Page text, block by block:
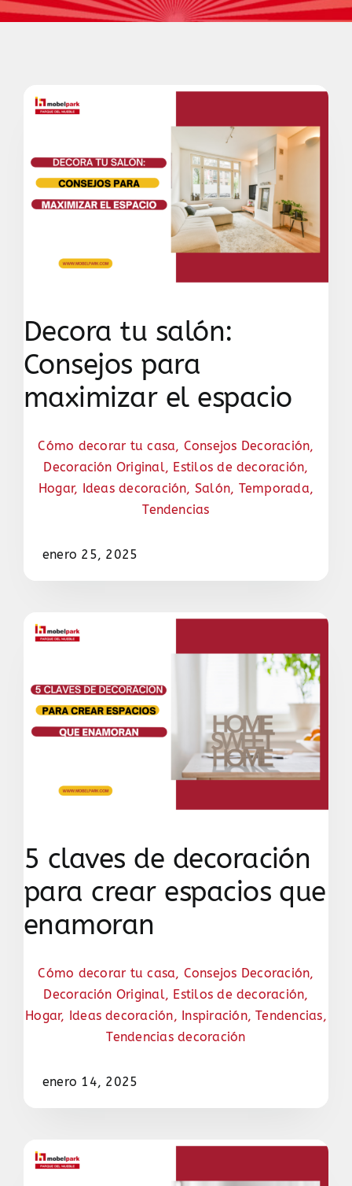
Decora tu salón:
Consejos para
maximizar el espacio
Cómo decorar tu casa, Consejos Decoración,
Decoración Original, Estilos de decoración,
Hogar, Ideas decoración, Salón, Temporada,
Tendencias
enero 25, 2025
5 claves de decoración
para crear espacios que
enamoran
Cómo decorar tu casa, Consejos Decoración,
Decoración Original, Estilos de decoración,
Hogar, Ideas decoración, Inspiración,Tendencias,
Tendencias decoración
enero 14, 2025